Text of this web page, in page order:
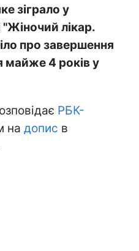
зіграло у
"Жіночий лікар.
про завершення
майже 4 років у
РБК-
на допис в